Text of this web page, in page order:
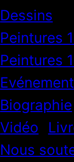
Dessins
Peintures
Peintures
Biographie
Vidéo
Nous